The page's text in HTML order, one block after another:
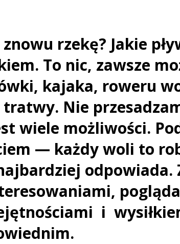
znowu rzekę? Jakie
To nic, zawsze
kajaka, roweru
Nie
wiele możliwości.
— każdy woli to
odpowiada.
i